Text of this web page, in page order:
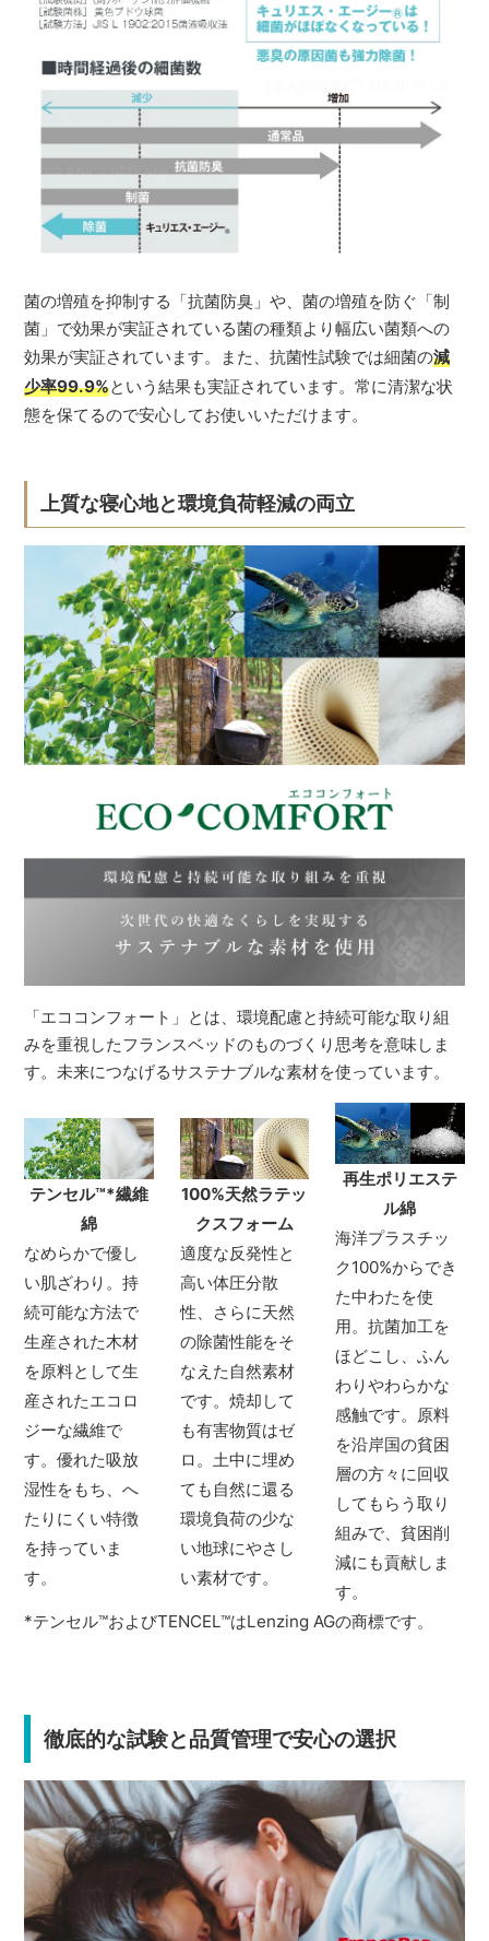
菌の増殖を抑制する「抗菌防臭」や、菌の増殖を防ぐ「制
菌」で効果が実証されている菌の種類より幅広い菌類への
効果が実証されています。また、抗菌性試験では細菌の減
少率99.9%という結果も実証されています。常に清潔な状
態を保てるので安心してお使いいただけます。
上質な寝心地と環境負荷軽減の両立
「エココンフォート」とは、環境配慮と持続可能な取り組
みを重視したフランスベッドのものづくり思考を意味しま
す。未来につなげるサステナブルな素材を使っています。
テンセル™*繊維
綿
なめらかで優し
い肌ざわり。持
続可能な方法で
生産された木材
を原料として生
産されたエコロ
ジーな繊維で
す。優れた吸放
湿性をもち、へ
たりにくい特徴
を持っていま
す。
100%天然ラテッ
クスフォーム
適度な反発性と
高い体圧分散
性、さらに天然
の除菌性能をそ
なえた自然素材
です。焼却して
も有害物質はゼ
ロ。土中に埋め
ても自然に還る
環境負荷の少な
い地球にやさし
い素材です。
再生ポリエステ
ル綿
海洋プラスチッ
ク100%からでき
た中わたを使
用。抗菌加工を
ほどこし、ふん
わりやわらかな
感触です。原料
を沿岸国の貧困
層の方々に回収
してもらう取り
組みで、貧困削
減にも貢献しま
す。
*テンセル™およびTENCEL™はLenzing AGの商標です。
徹底的な試験と品質管理で安心の選択